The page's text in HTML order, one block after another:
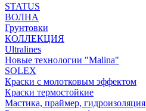
STATUS
ВОЛНА
Грунтовки
КОЛЛЕКЦИЯ
Ultralines
Новые технологии "Malina"
SOLEX
Краски с молотковым эффектом
Краски термостойкие
Мастика, праймер, гидроизоляция